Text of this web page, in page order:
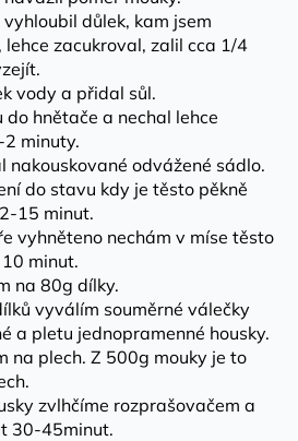
důlek, kam jsem
zacukroval, zalil cca 1/4
vody a přidal sůl.
do hnětače a nechal lehce
minuty.
nakouskované odvážené sádlo.
do stavu kdy je těsto pěkně
15 minut.
vyhněteno nechám v míse těsto
minut.
na 80g dílky.
vyválím souměrné válečky
a pletu jednopramenné housky.
na plech. Z 500g mouky je to
zvlhčíme rozprašovačem a
30-45minut.